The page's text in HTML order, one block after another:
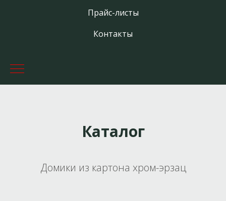
Прайс-листы
Контакты
Каталог
Домики из картона хром-эрзац